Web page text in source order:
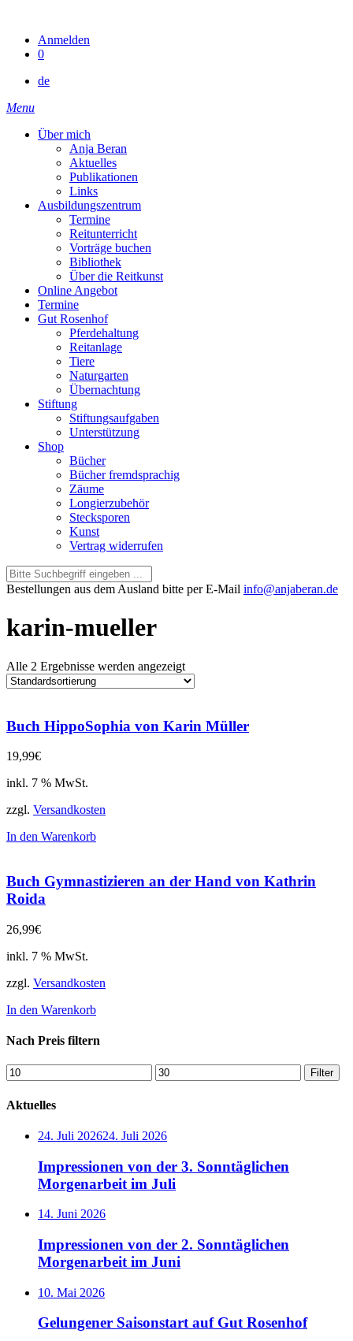
contentAnmelden
0
de
Menu
Über mich
Anja Beran
Aktuelles
Publikationen
Links
Ausbildungszentrum
Termine
Reitunterricht
Vorträge buchen
Bibliothek
Über die Reitkunst
Online Angebot
Termine
Gut Rosenhof
Pferdehaltung
Reitanlage
Tiere
Naturgarten
Übernachtung
Stiftung
Stiftungsaufgaben
Unterstützung
Shop
Bücher
Bücher fremdsprachig
Zäume
Longierzubehör
Stecksporen
Kunst
Vertrag widerrufen
Bestellungen aus dem Ausland bitte per E-Mail info@anjaberan.de
karin-mueller
Alle 2 Ergebnisse werden angezeigt
Buch HippoSophia von Karin Müller
19,99€
inkl. 7 % MwSt.
zzgl. Versandkosten
In den Warenkorb
Buch Gymnastizieren an der Hand von Kathrin
Roida
26,99€
inkl. 7 % MwSt.
zzgl. Versandkosten
In den Warenkorb
Nach Preis filtern
Min.
Preis
Max.
Preis
Filter
Aktuelles
24. Juli 202624. Juli 2026
Impressionen von der 3. Sonntäglichen
Morgenarbeit im Juli
14. Juni 2026
Impressionen von der 2. Sonntäglichen
Morgenarbeit im Juni
10. Mai 2026
Gelungener Saisonstart auf Gut Rosenhof